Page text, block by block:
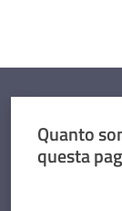
Quanto
questa